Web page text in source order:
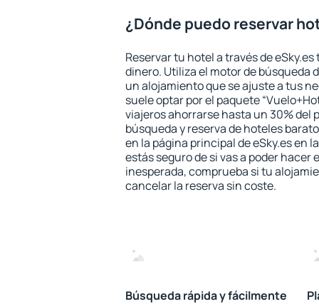
¿Dónde puedo reservar
Reservar tu hotel a través de
dinero. Utiliza el motor de búsqueda
un alojamiento que se ajuste a tus
suele optar por el paquete
viajeros ahorrarse hasta un 30% del
búsqueda y reserva de hoteles
en la página principal de eSky.es en
estás seguro de si vas a poder hacer
inesperada, comprueba si tu
cancelar la reserva sin coste.
Búsqueda rápida y fácilmente